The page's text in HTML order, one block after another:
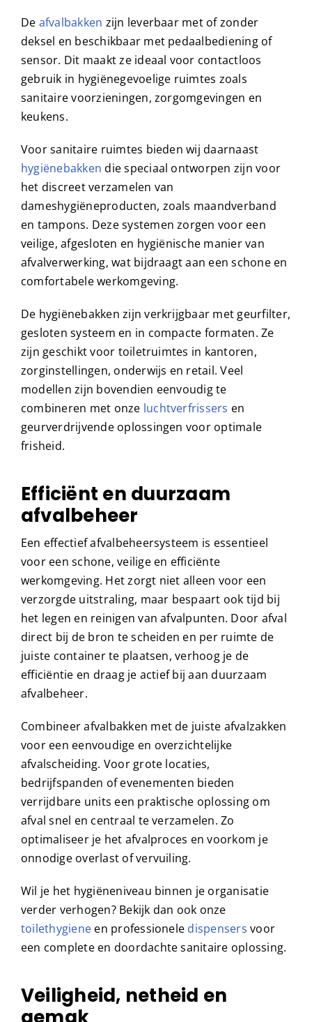
De afvalbakken zijn leverbaar met of zonder
deksel en beschikbaar met pedaalbediening of
sensor. Dit maakt ze ideaal voor contactloos
gebruik in hygiënegevoelige ruimtes zoals
sanitaire voorzieningen, zorgomgevingen en
keukens.
Voor sanitaire ruimtes bieden wij daarnaast
hygiënebakken die speciaal ontworpen zijn voor
het discreet verzamelen van
dameshygiëneproducten, zoals maandverband
en tampons. Deze systemen zorgen voor een
veilige, afgesloten en hygiënische manier van
afvalverwerking, wat bijdraagt aan een schone en
comfortabele werkomgeving.
De hygiënebakken zijn verkrijgbaar met geurfilter,
gesloten systeem en in compacte formaten. Ze
zijn geschikt voor toiletruimtes in kantoren,
zorginstellingen, onderwijs en retail. Veel
modellen zijn bovendien eenvoudig te
combineren met onze luchtverfrissers en
geurverdrijvende oplossingen voor optimale
frisheid.
Efficiënt en duurzaam
afvalbeheer
Een effectief afvalbeheersysteem is essentieel
voor een schone, veilige en efficiënte
werkomgeving. Het zorgt niet alleen voor een
verzorgde uitstraling, maar bespaart ook tijd bij
het legen en reinigen van afvalpunten. Door afval
direct bij de bron te scheiden en per ruimte de
juiste container te plaatsen, verhoog je de
efficiëntie en draag je actief bij aan duurzaam
afvalbeheer.
Combineer afvalbakken met de juiste afvalzakken
voor een eenvoudige en overzichtelijke
afvalscheiding. Voor grote locaties,
bedrijfspanden of evenementen bieden
verrijdbare units een praktische oplossing om
afval snel en centraal te verzamelen. Zo
optimaliseer je het afvalproces en voorkom je
onnodige overlast of vervuiling.
Wil je het hygiëneniveau binnen je organisatie
verder verhogen? Bekijk dan ook onze
toilethygiene en professionele dispensers voor
een complete en doordachte sanitaire oplossing.
Veiligheid, netheid en
gemak